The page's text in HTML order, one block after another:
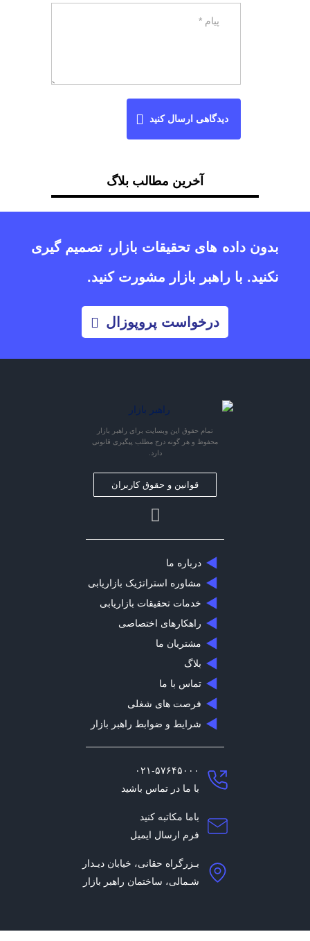
دیدگاهی ارسال کنید
آخرین مطالب بلاگ
بدون داده های تحقیقات بازار، تصمیم گیری
نکنید. با راهبر بازار مشورت کنید.
درخواست پروپوزال
تمام حقوق این وبسایت برای راهبر بازار
محفوظ و هر گونه درج مطلب پیگیری قانونی
دارد.
قوانین و حقوق کاربران
درباره ما
مشاوره استراتژیک بازاریابی
خدمات تحقیقات بازاریابی
راهکارهای اختصاصی
مشتریان ما
بلاگ
تماس با ما
فرصت های شغلی
شرایط و ضوابط راهبر بازار
۰۲۱-۵۷۶۴۵۰۰۰
با ما در تماس باشید
باما مکاتبه کنید
فرم ارسال ایمیل
بـزرگراه حقانی، خیابان دیـدار
شـمالی، ساختمان راهبر بازار